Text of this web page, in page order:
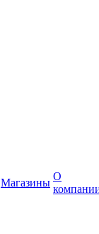
Магазины
О